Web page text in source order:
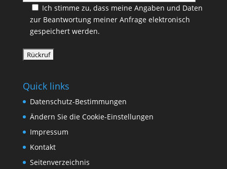
Ich stimme zu, dass meine Angaben und Daten
zur Beantwortung meiner Anfrage elektronisch
gespeichert werden.
Quick links
Datenschutz-Bestimmungen
Ändern Sie die Cookie-Einstellungen
Impressum
Kontakt
Seitenverzeichnis